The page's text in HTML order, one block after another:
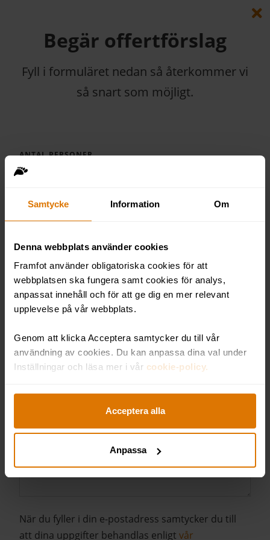
Samtycke Information Om
Denna webbplats använder cookies
Framfot använder obligatoriska cookies för att
webbplatsen ska fungera samt cookies för analys,
anpassat innehåll och för att ge dig en mer relevant
upplevelse på vår webbplats.
Genom att klicka Acceptera samtycker du till vår
användning av cookies. Du kan anpassa dina val under
Inställningar och läsa mer i vår cookie-policy.
Acceptera alla
Anpassa
Begär offertförslag
Fyll i formuläret nedan så återkommer vi
så snart som möjligt.
ANTAL PERSONER
NAMN
FÖRETAG
TELEFON
E-POST
ÖVRIGA ÖNSKEMÅL
När du fyller i din e-postadress samtycker du till
att dina uppgifter behandlas enligt vår